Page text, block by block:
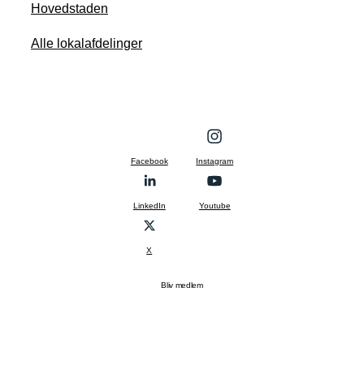
Hovedstaden
Alle lokalafdelinger
Facebook Instagram
LinkedIn Youtube
X
Bliv medlem